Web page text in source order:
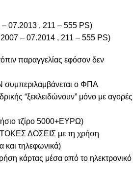
07.2013 , 211 – 555 PS)
– 07.2014 , 211 – 555 PS)
παραγγελίας εφόσον δεν
συμπεριλαμβάνεται ο ΦΠΑ
“ξεκλειδώνουν” μόνο με αγορές
τζίρο 5000+ΕΥΡΩ)
ΔΟΣΕΙΣ με τη χρήση
και τηλεφωνικά)
κάρτας μέσα από το ηλεκτρονικό